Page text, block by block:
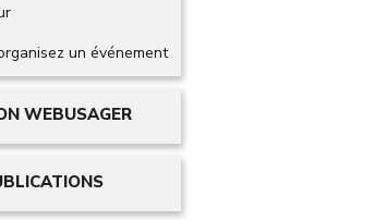
un événement
WEBUSAGER